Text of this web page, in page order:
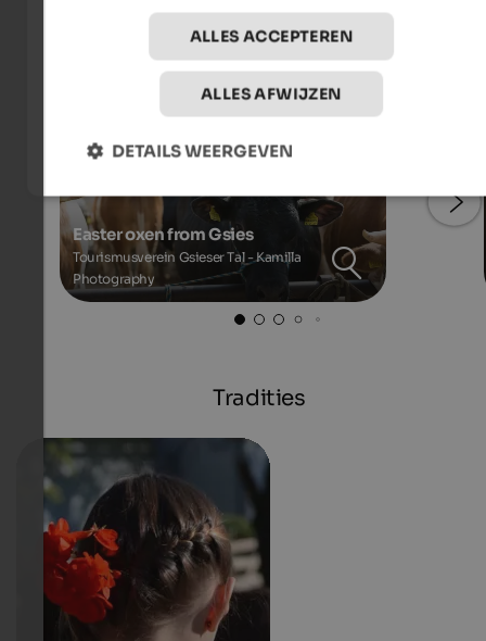
Foto's
Easter oxen from Gsies
Tourismusverein Gsieser Tal - Kamilla
Photography
Tradities
ALLES ACCEPTEREN
ALLES AFWIJZEN
DETAILS WEERGEVEN